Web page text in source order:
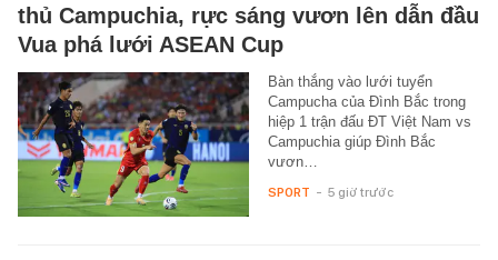
thủ Campuchia, rực sáng vươn lên dẫn đầu
Vua phá lưới ASEAN Cup
Bàn thắng vào lưới tuyển
Campucha của Đình Bắc trong
hiệp 1 trận đấu ĐT Việt Nam vs
Campuchia giúp Đình Bắc
vươn…
SPORT - 5 giờ trước